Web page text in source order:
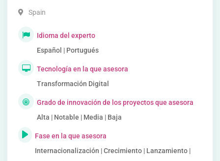
Spain
Idioma del experto
Español | Portugués
Tecnología en la que asesora
Transformación Digital
Grado de innovación de los proyectos que asesora
Alta | Notable | Media | Baja
Fase en la que asesora
Internacionalización | Crecimiento | Lanzamiento |